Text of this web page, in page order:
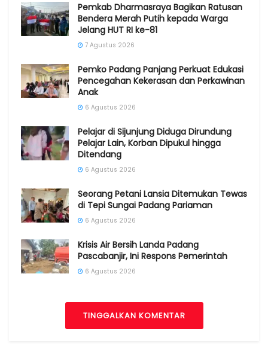
Pemkab Dharmasraya Bagikan Ratusan
Bendera Merah Putih kepada Warga
Jelang HUT RI ke-81
7 Agustus 2026
Pemko Padang Panjang Perkuat Edukasi
Pencegahan Kekerasan dan Perkawinan
Anak
6 Agustus 2026
Pelajar di Sijunjung Diduga Dirundung
Pelajar Lain, Korban Dipukul hingga
Ditendang
6 Agustus 2026
Seorang Petani Lansia Ditemukan Tewas
di Tepi Sungai Padang Pariaman
6 Agustus 2026
Krisis Air Bersih Landa Padang
Pascabanjir, Ini Respons Pemerintah
6 Agustus 2026
TINGGALKAN KOMENTAR